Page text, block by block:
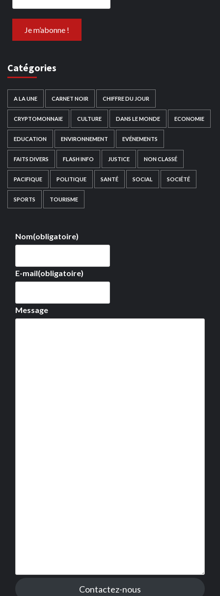
Catégories
A LA UNE CARNET NOIR CHIFFRE DU JOUR
CRYPTOMONNAIE CULTURE DANS LE MONDE ECONOMIE
EDUCATION ENVIRONNEMENT EVÉNEMENTS
FAITS DIVERS FLASH INFO JUSTICE NON CLASSÉ
PACIFIQUE POLITIQUE SANTÉ SOCIAL SOCIÉTÉ
SPORTS TOURISME
Nom(obligatoire)
E-mail(obligatoire)
Message
Contactez-nous